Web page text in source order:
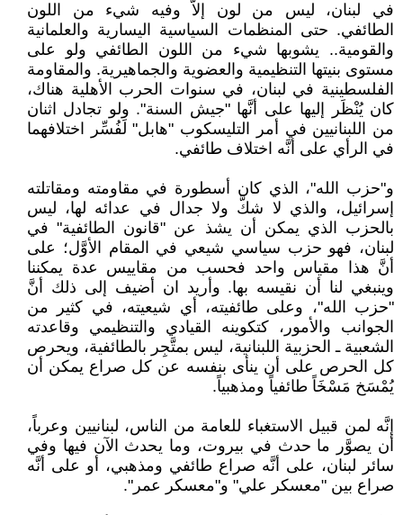
في لبنان، ليس من لون إلاَّ وفيه شيء من اللون
الطائفي. حتى المنظمات السياسية اليسارية والعلمانية
والقومية.. يشوبها شيء من اللون الطائفي ولو على
مستوى بنيتها التنظيمية والعضوية والجماهيرية. والمقاومة
الفلسطينية في لبنان، في سنوات الحرب الأهلية هناك،
كان يُنْظَر إليها على أنَّها "جيش السنة". ولو تجادل اثنان
من اللبنانيين في أمر التليسكوب "هابل" لَفُسِّر اختلافهما
في الرأي على أنَّه اختلاف طائفي.
و"حزب الله"، الذي كان أسطورة في مقاومته ومقاتلته
إسرائيل، والذي لا شكَّ ولا جدال في عدائه لها، ليس
بالحزب الذي يمكن أن يشذ عن "قانون الطائفية" في
لبنان، فهو حزب سياسي شيعي في المقام الأوَّل؛ على
أنَّ هذا مقياس واحد فحسب من مقاييس عدة يمكننا
وينبغي لنا أن نقيسه بها. وأريد ان أضيف إلى ذلك أنَّ
"حزب الله"، وعلى طائفيته، أي شيعيته، في كثير من
الجوانب والأمور، كتكوينه القيادي والتنظيمي وقاعدته
الشعبية ـ الحزبية اللبنانية، ليس بمتَّجِر بالطائفية، ويحرص
كل الحرص على أن ينأى بنفسه عن كل صراع يمكن أن
يُمْسَخ مَسْخَاً طائفياً ومذهبياً.
إنَّه لمن قبيل الاستغباء للعامة من الناس، لبنانيين وعرباً،
أن يصوَّر ما حدث في بيروت، وما يحدث الآن فيها وفي
سائر لبنان، على أنَّه صراع طائفي ومذهبي، أو على أنَّه
صراع بين "معسكر علي" و"معسكر عمر".